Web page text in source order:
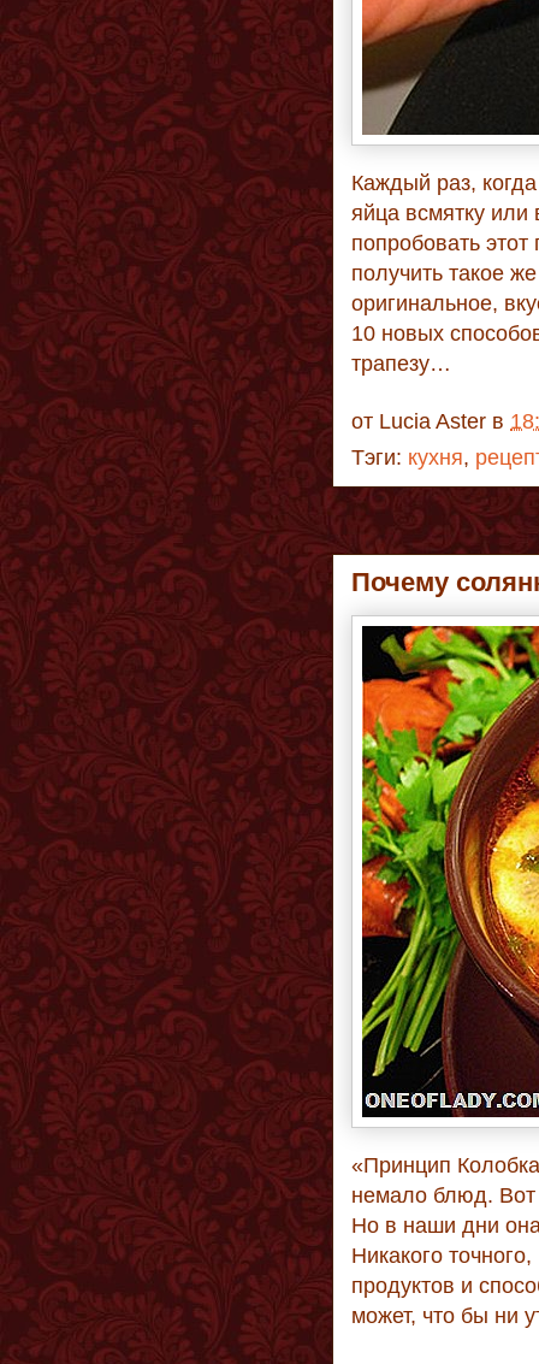
Каждый раз,
яйца всмятку или
попробовать
получить такое
оригинальное,
10 новых
трапезу…
от Lucia Aster в
Тэги: кухня,
Почему
«Принцип
немало блюд.
Но в наши дни она
Никакого
продуктов и
может, что бы ни